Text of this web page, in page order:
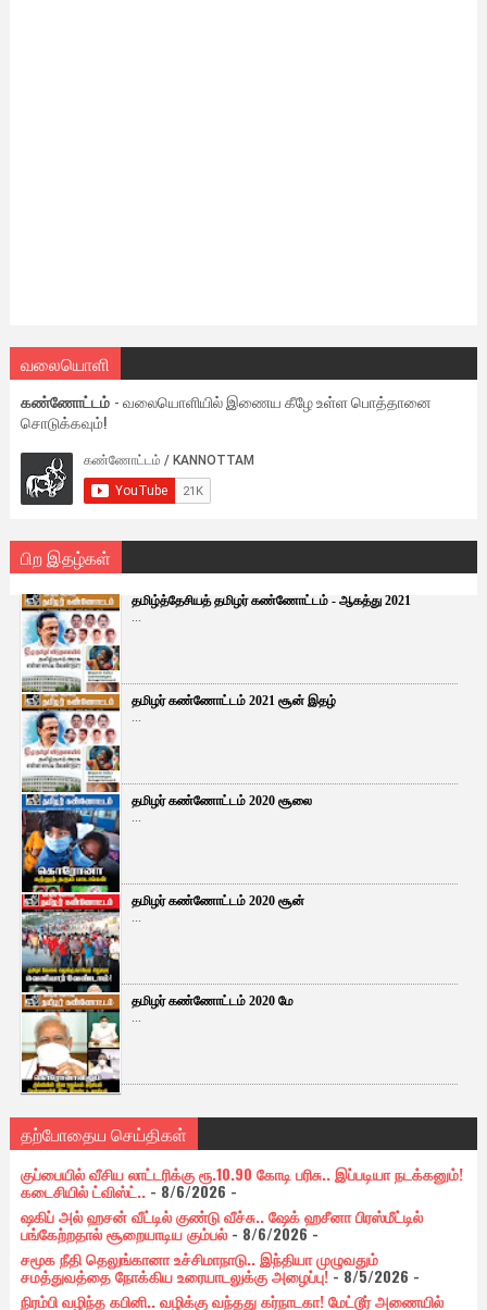
வலையொளி
கண்ணோட்டம் - வலையொளியில் இணைய கீழே உள்ள பொத்தானை
சொடுக்கவும்!
பிற இதழ்கள்
தமிழ்த்தேசியத் தமிழர் கண்ணோட்டம் - ஆகத்து 2021
...
தமிழர் கண்ணோட்டம் 2021 சூன் இதழ்
...
தமிழர் கண்ணோட்டம் 2020 சூலை
...
தமிழர் கண்ணோட்டம் 2020 சூன்
...
தமிழர் கண்ணோட்டம் 2020 மே
...
தற்போதைய செய்திகள்
குப்பையில் வீசிய லாட்டரிக்கு ரூ.10.90 கோடி பரிசு.. இப்படியா நடக்கனும்!
கடைசியில் ட்விஸ்ட்..- 8/6/2026 -
ஷகிப் அல் ஹசன் வீட்டில் குண்டு வீச்சு.. ஷேக் ஹசீனா பிரஸ்மீட்டில்
பங்கேற்றதால் சூறையாடிய கும்பல்- 8/6/2026-
சமூக நீதி தெலுங்கானா உச்சிமாநாடு.. இந்தியா முழுவதும்
சமத்துவத்தை நோக்கிய உரையாடலுக்கு அழைப்பு!- 8/5/2026 -
நிரம்பி வழிந்த கபினி.. வழிக்கு வந்தது கர்நாடகா! மேட்டூர் அணையில்